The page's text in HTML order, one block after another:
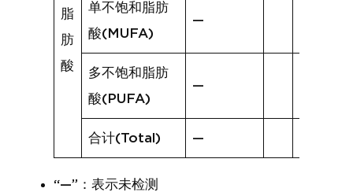
脂
肪
酸
单不饱和脂肪
酸(MUFA)
—
多不饱和脂肪
酸(PUFA)
—
合计(Total) —
“—”：表示未检测